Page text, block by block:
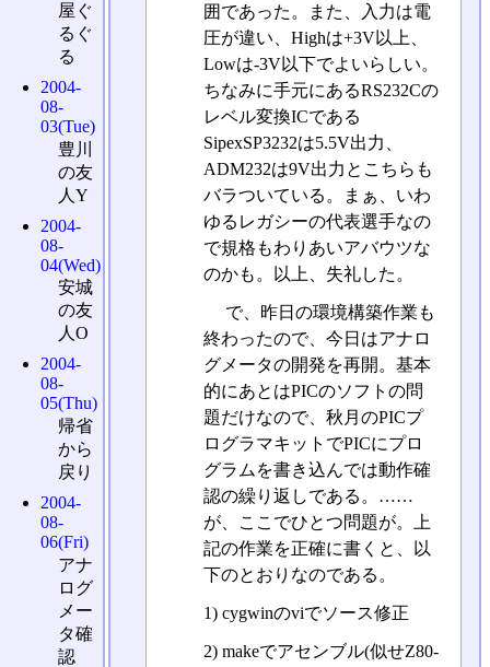
囲であった。また、入力は電
圧が違い、Highは+3V以上、
Lowは-3V以下でよいらしい。
ちなみに手元にあるRS232Cの
レベル変換ICである
SipexSP3232は5.5V出力、
ADM232は9V出力とこちらも
バラついている。まぁ、いわ
ゆるレガシーの代表選手なの
で規格もわりあいアバウツな
のかも。以上、失礼した。
で、昨日の環境構築作業も
終わったので、今日はアナロ
グメータの開発を再開。基本
的にあとはPICのソフトの問
題だけなので、秋月のPICプ
ログラマキットでPICにプロ
グラムを書き込んでは動作確
認の繰り返しである。……
が、ここでひとつ問題が。上
記の作業を正確に書くと、以
下のとおりなのである。
1) cygwinのviでソース修正
2) makeでアセンブル(似せZ80-
屋ぐ
るぐ
る
2004-
08-
03(Tue)
豊川
の友
人Y
2004-
08-
04(Wed)
安城
の友
人O
2004-
08-
05(Thu)
帰省
から
戻り
2004-
08-
06(Fri)
アナ
ログ
メー
タ確
認